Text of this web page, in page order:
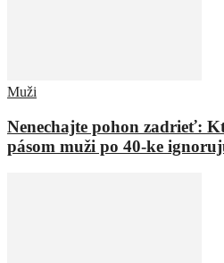
Muži
Nenechajte pohon zadrieť:
pásom muži po 40-ke